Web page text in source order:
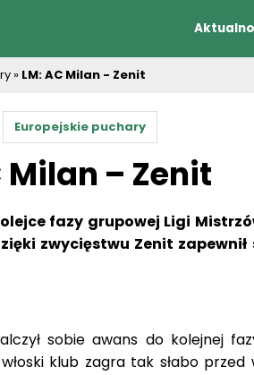
» LM: AC Milan - Zenit
Europejskie puchary
Milan – Zenit
fazy grupowej Ligi
zwycięstwu Zenit
sobie awans do kolejnej
włoski klub zagra tak słabo